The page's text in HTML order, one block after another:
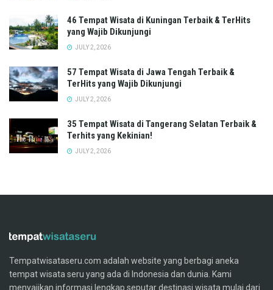
46 Tempat Wisata di Kuningan Terbaik & TerHits
yang Wajib Dikunjungi
JULY 2, 2026
57 Tempat Wisata di Jawa Tengah Terbaik &
TerHits yang Wajib Dikunjungi
JULY 2, 2026
35 Tempat Wisata di Tangerang Selatan Terbaik &
Terhits yang Kekinian!
JULY 2, 2026
Tempatwisataseru.com adalah website yang berbagi aneka
tempat wisata seru yang ada di Indonesia dan dunia. Kami
menyajikan informasi lengkap seputar destinasi wisata mulai dari